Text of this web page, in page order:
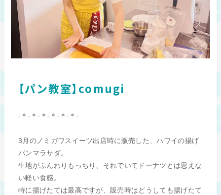
【パン教室】comugi
-＊-＊-＊-＊-＊-＊-
3月のノミガワスイーツ出店時に販売した、ハワイの揚げ
パンマラサダ。
生地がふんわりもっちり、それでいてドーナツとは思えな
い軽い食感。
特に揚げたては最高ですが、販売時はどうしても揚げたて